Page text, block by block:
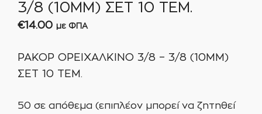
3/8 (10MM) ΣΕΤ 10 ΤΕΜ.
€14.00 με ΦΠΑ
ΡΑΚΟΡ ΟΡΕΙΧΑΛΚΙΝΟ 3/8 – 3/8 (10MM)
ΣΕΤ 10 ΤΕΜ.
50 σε απόθεμα (επιπλέον μπορεί να ζητηθεί